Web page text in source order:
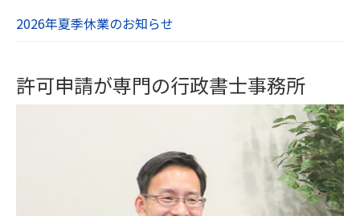
2026年夏季休業のお知らせ
許可申請が専門の行政書士事務所